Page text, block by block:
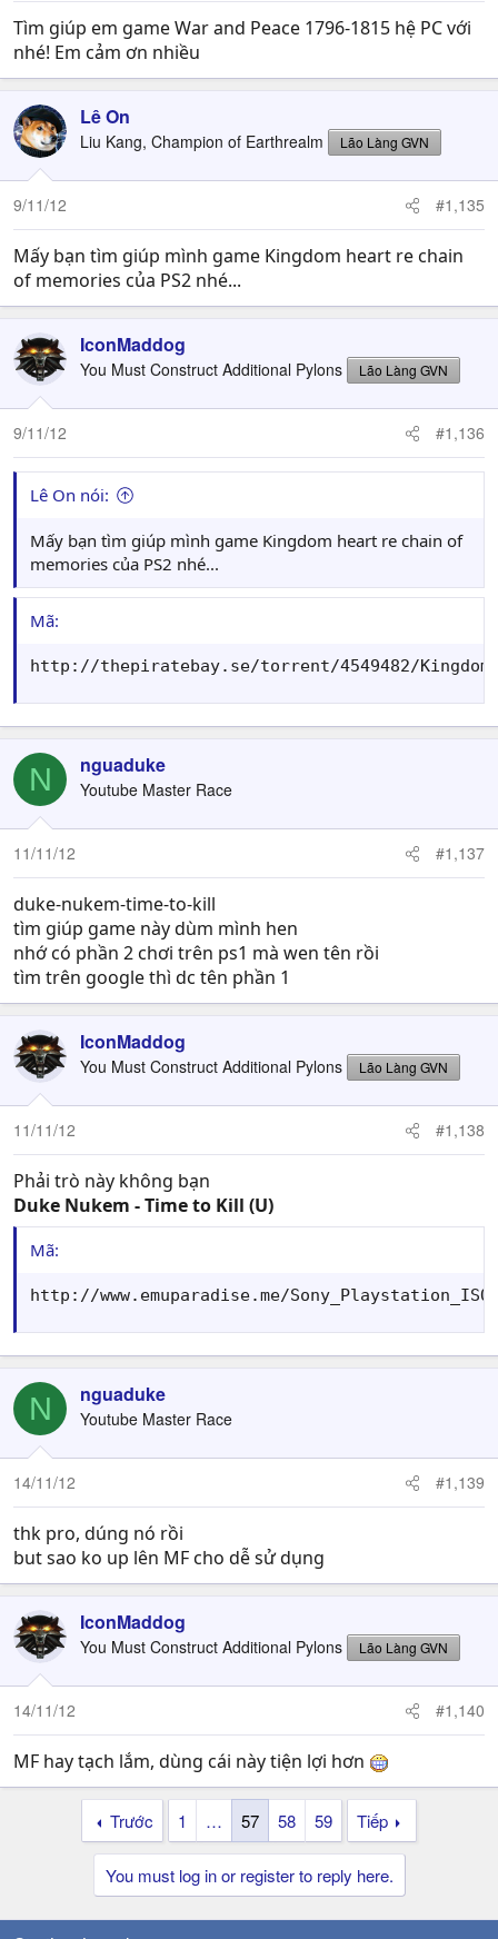
Tìm giúp em game War and Peace 1796-1815 hệ PC với
nhé! Em cảm ơn nhiều
Lê On
Liu Kang, Champion of Earthrealm Lão Làng GVN
9/11/12 #1,135
Mấy bạn tìm giúp mình game Kingdom heart re chain
of memories của PS2 nhé...
IconMaddog
You Must Construct Additional Pylons Lão Làng GVN
9/11/12 #1,136
Lê On nói:
Mấy bạn tìm giúp mình game Kingdom heart re chain of
memories của PS2 nhé...
Mã:
http://thepiratebay.se/torrent/4549482/
N nguaduke
Youtube Master Race
11/11/12 #1,137
duke-nukem-time-to-kill
tìm giúp game này dùm mình hen
nhớ có phần 2 chơi trên ps1 mà wen tên rồi
tìm trên google thì dc tên phần 1
IconMaddog
You Must Construct Additional Pylons Lão Làng GVN
11/11/12 #1,138
Phải trò này không bạn
Duke Nukem - Time to Kill (U)
Mã:
http://www.emuparadise.me/
N nguaduke
Youtube Master Race
14/11/12 #1,139
thk pro, dúng nó rồi
but sao ko up lên MF cho dễ sử dụng
IconMaddog
You Must Construct Additional Pylons Lão Làng GVN
14/11/12 #1,140
MF hay tạch lắm, dùng cái này tiện lợi hơn
Trước 1 … 57 58 59 Tiếp
You must log in or register to reply here.